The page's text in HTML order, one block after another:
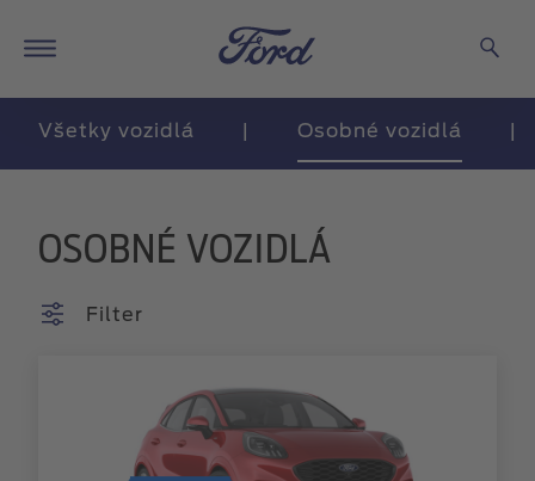
Všetky vozidlá Osobné vozidlá
OSOBNÉ VOZIDLÁ
Filter